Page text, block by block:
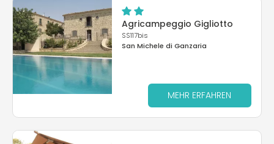
Agricampeggio Gigliotto
SS117bis
San Michele di Ganzaria
MEHR ERFAHREN